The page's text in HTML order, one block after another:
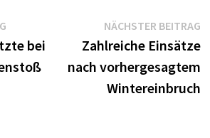
Vorheriger
Beitrag:
bei
NÄCHSTER BEITRAG
Zahlreiche Einsätze
nach vorhergesagtem
Wintereinbruch